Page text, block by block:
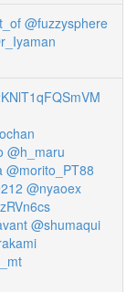
@fuzzysphere
@h_maru
@morito_PT88
@nyaoex
@shumaqui